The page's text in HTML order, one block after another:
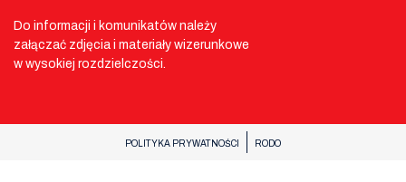
Do informacji i komunikatów należy
załączać zdjęcia i materiały wizerunkowe
w wysokiej rozdzielczości.
POLITYKA PRYWATNOŚCI RODO